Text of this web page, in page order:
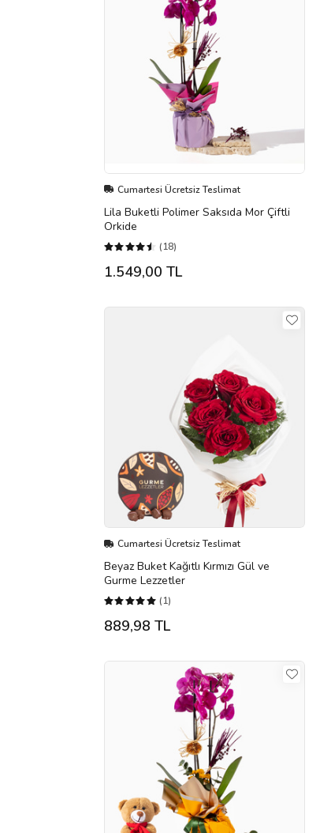
Cumartesi Ücretsiz Teslimat
Lila Buketli Polimer Saksıda Mor Çiftli
Orkide
(18)
1.549,00 TL
Cumartesi Ücretsiz Teslimat
Beyaz Buket Kağıtlı Kırmızı Gül ve
Gurme Lezzetler
(1)
889,98 TL